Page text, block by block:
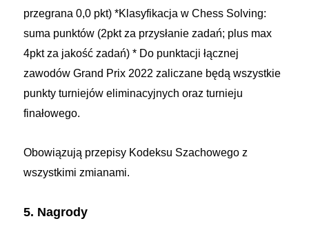
przegrana 0,0 pkt)*Klasyfikacja w Chess Solving:
suma punktów (2pkt za przysłanie zadań; plus max
4pkt za jakość zadań)* Do punktacji łącznej
zawodów Grand Prix 2022 zaliczane będą wszystkie
punkty turniejów eliminacyjnych oraz turnieju
finałowego.
Obowiązują przepisy Kodeksu Szachowego z
wszystkimi zmianami.
5. Nagrody